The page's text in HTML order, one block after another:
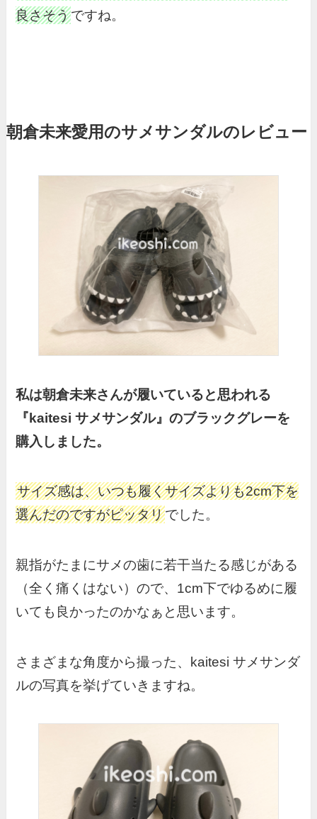
良さそうですね。
朝倉未来愛用のサメサンダルのレビュー
私は朝倉未来さんが履いていると思われる
『kaitesi サメサンダル』のブラックグレーを
購入しました。
サイズ感は、いつも履くサイズよりも2cm下を
選んだのですがピッタリでした。
親指がたまにサメの歯に若干当たる感じがある
（全く痛くはない）ので、1cm下でゆるめに履
いても良かったのかなぁと思います。
さまざまな角度から撮った、kaitesi サメサンダ
ルの写真を挙げていきますね。